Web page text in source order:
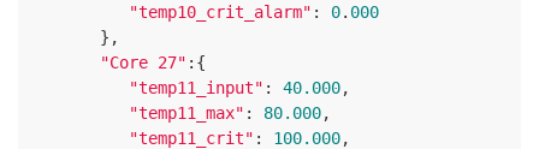
"temp10_crit_alarm" : 0. 000
"Core 27" :{
"temp11_input" : 40.000,
"temp11_max" : 80.000,
"temp11_crit" : 100.000,